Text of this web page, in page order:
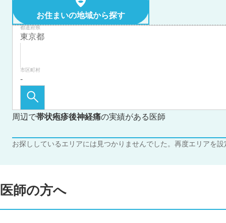
お住まいの地域から探す
都道府県
市区町村
周辺で帯状疱疹後神経痛の実績がある医師
お探ししているエリアには見つかりませんでした。再度エリアを
医師の方へ